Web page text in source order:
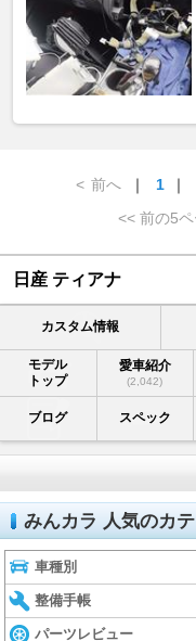
< 前へ ｜ 1 ｜
<< 前の5
日産 ティアナ
カスタム情報
モデル
トップ
愛車紹介
(2,042)
ブログ スペック
みんカラ 人気のカ
車種別
整備手帳
パーツレビュー